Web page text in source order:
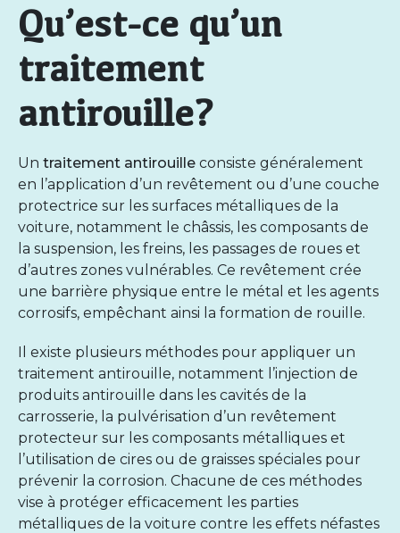
Qu’est-ce qu’un
traitement
antirouille?
Un traitement antirouille consiste généralement
en l’application d’un revêtement ou d’une couche
protectrice sur les surfaces métalliques de la
voiture, notamment le châssis, les composants de
la suspension, les freins, les passages de roues et
d’autres zones vulnérables. Ce revêtement crée
une barrière physique entre le métal et les agents
corrosifs, empêchant ainsi la formation de rouille.
Il existe plusieurs méthodes pour appliquer un
traitement antirouille, notamment l’injection de
produits antirouille dans les cavités de la
carrosserie, la pulvérisation d’un revêtement
protecteur sur les composants métalliques et
l’utilisation de cires ou de graisses spéciales pour
prévenir la corrosion. Chacune de ces méthodes
vise à protéger efficacement les parties
métalliques de la voiture contre les effets néfastes